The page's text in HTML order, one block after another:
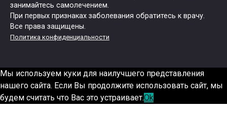
занимайтесь самолечением.
При первых признаках заболевания обратитесь к врачу.
Все права защищены.
Политика конфиденциальности
Мы используем куки для наилучшего представления
нашего сайта. Если Вы продолжите использовать сайт, мы
будем считать что Вас это устраивает.Ok